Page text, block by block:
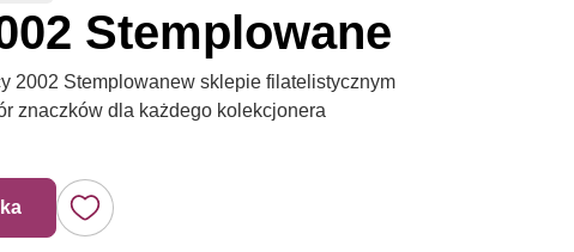
Stemplowane
2002 Stemplowanew sklepie filatelistycznym
znaczków dla każdego kolekcjonera